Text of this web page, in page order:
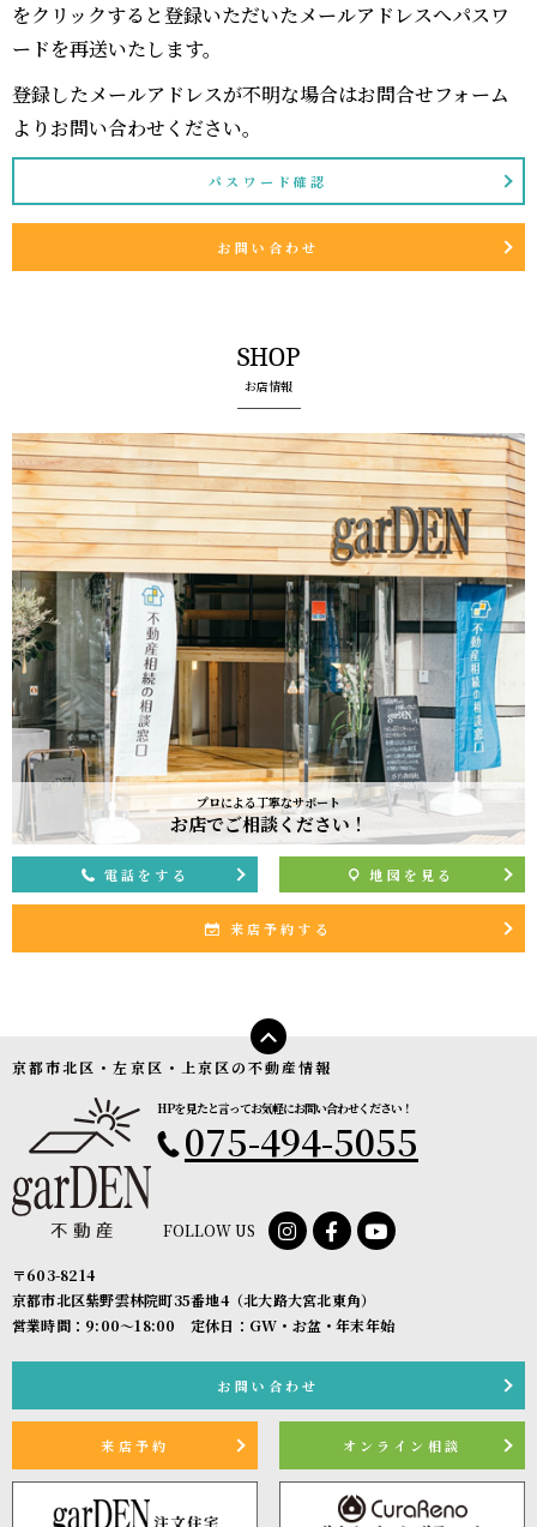
をクリックすると登録いただいたメールアドレスへパスワ
ードを再送いたします。
登録したメールアドレスが不明な場合はお問合せフォーム
よりお問い合わせください。
パスワード確認
お問い合わせ
SHOP
お店情報
プロによる丁寧なサポート
お店でご相談ください！
電話をする 地図を見る
来店予約する
京都市北区・左京区・上京区の不動産情報
FOLLOW US
HPを見たと言ってお気軽にお問い合わせください！
075-494-5055
〒603-8214
京都市北区紫野雲林院町35番地4（北大路大宮北東角）
営業時間：9:00〜18:00 定休日：GW・お盆・年末年始
お問い合わせ
来店予約 オンライン相談